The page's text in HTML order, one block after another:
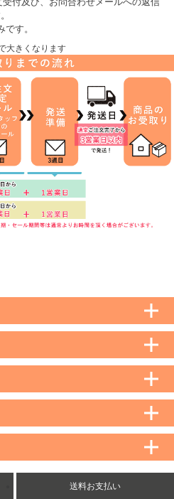
です。
大きくなります
沖縄・離島など一部地域
円（税込）
送料お支払い